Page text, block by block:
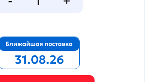
Ближайшая поставка
31.08.26